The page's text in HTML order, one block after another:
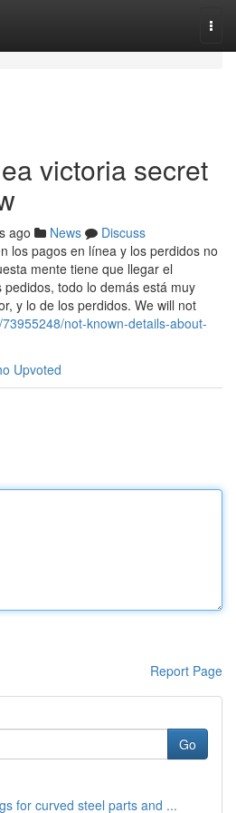
victoria secret
ago News
Discuss
los pagos en línea y los perdidos no
mente tiene que llegar el
todo lo demás está muy
y lo de los perdidos. We will not
not-known-details-about-
Upvoted
Report Page
Go
for curved steel parts and ...